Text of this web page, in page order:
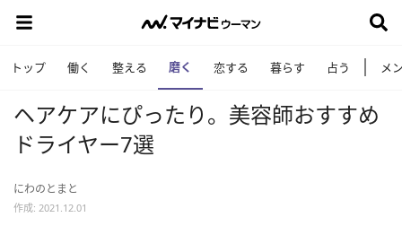
トップ 働く 整える 磨く 恋する 暮らす 占う メ
ヘアケアにぴったり。美容師おすすめ
ドライヤー7選
にわのとまと
作成: 2021.12.01